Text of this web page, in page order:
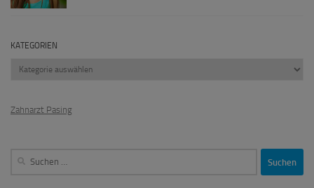
KATEGORIEN
Kategorien
Zahnarzt Pasing
Suchen